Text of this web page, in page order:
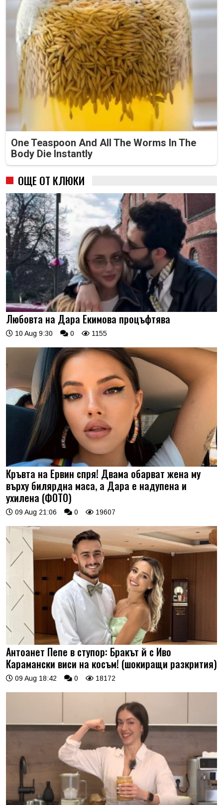
One Teaspoon And All The Worms In The
Body Die Instantly
ОЩЕ ОТ КЛЮКИ
Любовта на Дара Екимова процъфтява
10 Aug 9:30 0 1155
Кръвта на Ервин спря! Двама обарват жена му
върху билярдна маса, а Дара е надупена и
ухилена (ФОТО)
09 Aug 21:06 0 19607
Антоанет Пепе в ступор: Бракът й с Иво
Карамански виси на косъм! (шокиращи разкрития)
09 Aug 18:42 0 18172